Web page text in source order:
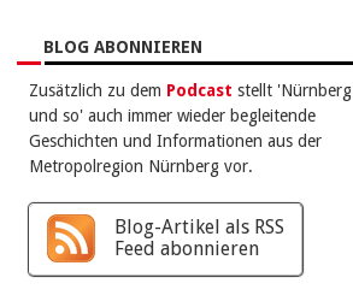
BLOG ABONNIEREN
Zusätzlich zu dem Podcast stellt 'Nürnberg
und so' auch immer wieder begleitende
Geschichten und Informationen aus der
Metropolregion Nürnberg vor.
Blog-Artikel als RSS
Feed abonnieren